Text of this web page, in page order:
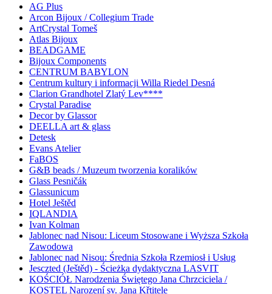
AG Plus
Arcon Bijoux / Collegium Trade
ArtCrystal Tomeš
Atlas Bijoux
BEADGAME
Bijoux Components
CENTRUM BABYLON
Centrum kultury i informacji Willa Riedel Desná
Clarion Grandhotel Zlatý Lev****
Crystal Paradise
Decor by Glassor
DEELLA art & glass
Detesk
Evans Atelier
FaBOS
G&B beads / Muzeum tworzenia koralików
Glass Pesničák
Glassunicum
Hotel Ještěd
IQLANDIA
Ivan Kolman
Jablonec nad Nisou: Liceum Stosowane i Wyższa Szkoła
Zawodowa
Jablonec nad Nisou: Średnia Szkoła Rzemiosł i Usług
Jesczted (Ještěd) - Ścieżka dydaktyczna LASVIT
KOŚCIÓŁ Narodzenia Świętego Jana Chrzciciela /
KOSTEL Narození sv. Jana Křtitele